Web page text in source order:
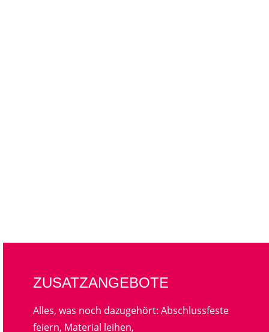
ZUSATZANGEBOTE
Alles, was noch dazugehört: Abschlussfeste
feiern, Material leihen,